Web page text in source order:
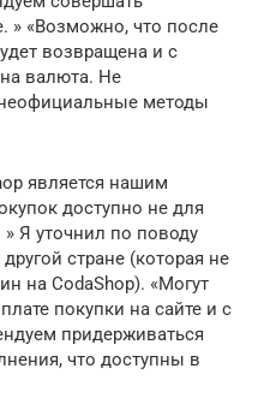
» «Возможно, что после
возвращена и с
валюта. Не
методы
является нашим
доступно не для
Я уточнил по поводу
стране (которая не
на CodaShop). «Могут
покупки на сайте и с
придерживаться
что доступны в